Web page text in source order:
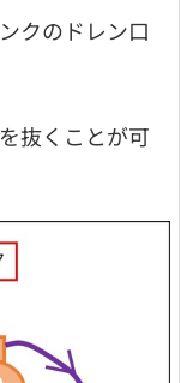
クのドレン口
抜くことが可